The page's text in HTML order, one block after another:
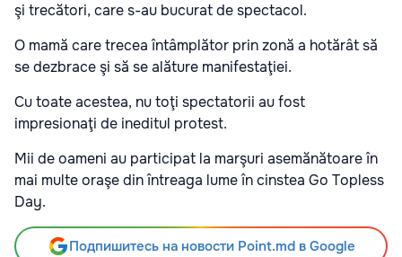
şi trecători, care s-au bucurat de spectacol.
O mamă care trecea întâmplător prin zonă a hotărât să
se dezbrace şi să se alăture manifestaţiei.
Cu toate acestea, nu toţi spectatorii au fost
impresionaţi de ineditul protest.
Mii de oameni au participat la marşuri asemănătoare în
mai multe oraşe din întreaga lume în cinstea Go Topless
Day.
Подпишитесь на новости Point.md в Google